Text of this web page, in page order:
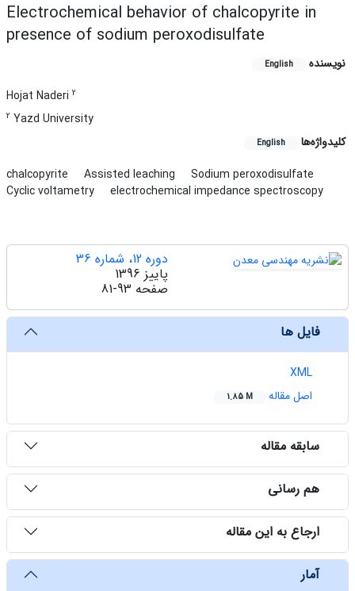
Electrochemical behavior of chalcopyrite in
presence of sodium peroxodisulfate
نویسنده English
Hojat Naderi 2
2 Yazd University
کلیدواژه‌ها
English
chalcopyrite Assisted leaching
Sodium peroxodisulfate
Cyclic voltametry
electrochemical impedance spectroscopy
دوره 12، شماره 36
پاییز 1396
صفحه 81-93
فایل ها
XML
اصل مقاله
1.85 M
سابقه مقاله
هم رسانی
ارجاع به این مقاله
آمار